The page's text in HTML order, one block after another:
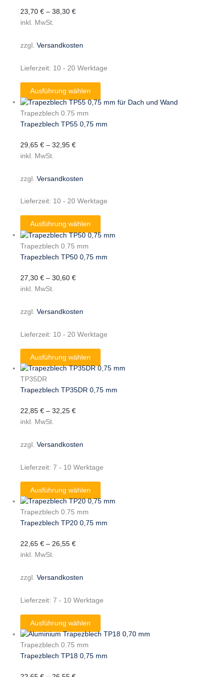
23,70€ –38,30€
inkl. MwSt.
zzgl.Versandkosten
Lieferzeit: 10 - 20 Werktage
Ausführung wählen
Trapezblech 0.75 mm
Trapezblech TP55 0,75 mm
29,65€ –32,95€
inkl. MwSt.
zzgl.Versandkosten
Lieferzeit: 10 - 20 Werktage
Ausführung wählen
Trapezblech 0.75 mm
Trapezblech TP50 0,75 mm
27,30€ –30,60€
inkl. MwSt.
zzgl.Versandkosten
Lieferzeit: 10 - 20 Werktage
Ausführung wählen
TP35DR
Trapezblech TP35DR 0,75 mm
22,85€ –32,25€
inkl. MwSt.
zzgl.Versandkosten
Lieferzeit:7 - 10 Werktage
Ausführung wählen
Trapezblech 0.75 mm
Trapezblech TP20 0,75 mm
22,65€ –26,55€
inkl. MwSt.
zzgl.Versandkosten
Lieferzeit:7 - 10 Werktage
Ausführung wählen
Trapezblech 0.75 mm
Trapezblech TP18 0,75 mm